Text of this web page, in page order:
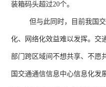
装箱码头超过20个。
但与此同时，目前我国
化、网络化效益难以发挥。交
部门跨区域间不想共享、不愿
国交通通信信息中心信息化发